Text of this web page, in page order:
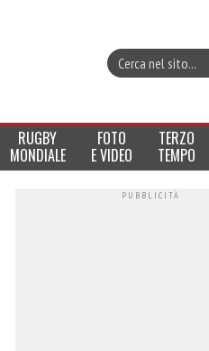
RUGBY
MONDIALE
FOTO
E VIDEO
TERZO
TEMPO